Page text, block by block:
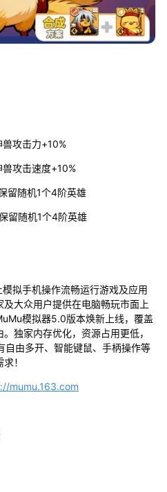
攻击力+10%
攻击速度+10%
随机1个4阶英雄
随机1个4阶英雄
拟手机操作流畅运行游戏及应用
大众用户提供在电脑畅玩市面上
模拟器5.0版本焕新上线，覆盖
独家内存优化，资源占用更低，
由多开、智能键鼠、手柄操作等
！
mumu.163.com